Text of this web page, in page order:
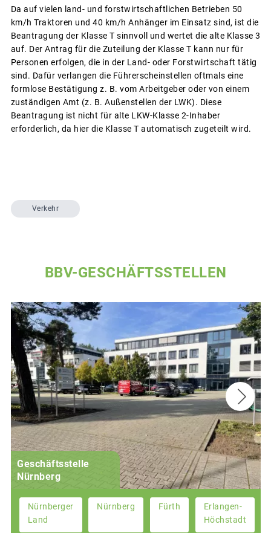
Da auf vielen land- und forstwirtschaftlichen Betrieben 50
km/h Traktoren und 40 km/h Anhänger im Einsatz sind, ist die
Beantra­gung der Klasse T sinnvoll und wertet die alte Klasse 3
auf. Der Antrag für die Zuteilung der Klasse T kann nur für
Personen erfolgen, die in der Land- oder Forstwirtschaft tätig
sind. Dafür verlangen die Führerscheinstellen oftmals eine
formlose Bestätigung z. B. vom Arbeitgeber oder von einem
zuständigen Amt (z. B. Außenstellen der LWK). Diese
Beantragung ist nicht für alte LKW-Klasse 2-Inhaber
erforderlich, da hier die Klasse T automatisch zugeteilt wird.
Verkehr
BBV-GESCHÄFTSSTELLEN
Geschäftsstelle
Nürnberg
Nürnberger
Land
Nürnberg Fürth
Erlangen-
Höchstadt